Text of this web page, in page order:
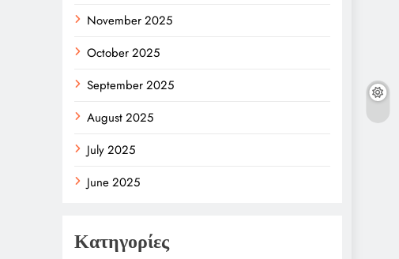
November 2025
October 2025
September 2025
August 2025
July 2025
June 2025
Κατηγορίες